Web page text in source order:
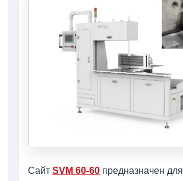
Сайт SVM 60-60 предназначен для